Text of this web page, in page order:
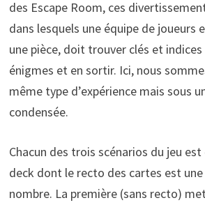
des Escape Room, ces
dans lesquels une équipe de joueurs
une pièce, doit trouver clés et
énigmes et en sortir. Ici, nous
même type d’expérience mais sous
condensée.
Chacun des trois scénarios du jeu est
deck dont le recto des cartes est
nombre. La première (sans recto)